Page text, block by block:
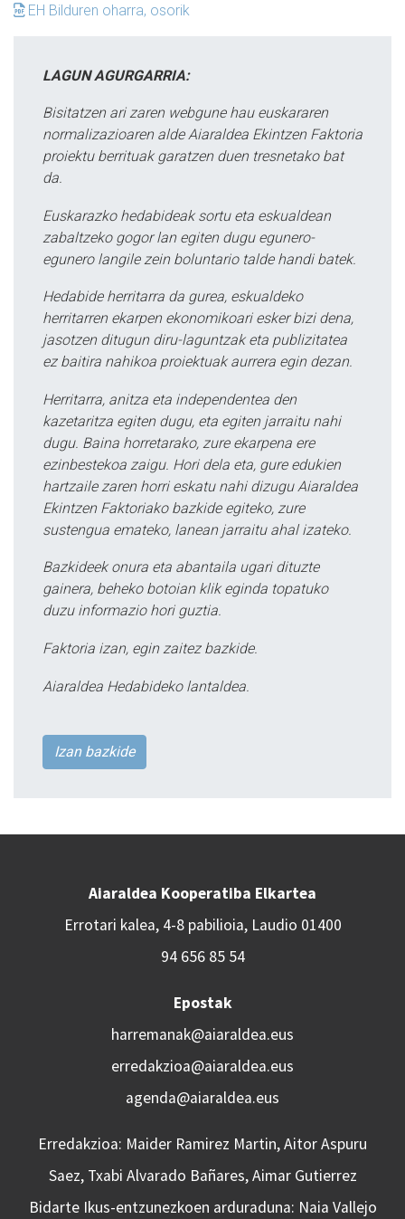
EH Bilduren oharra, osorik
LAGUN AGURGARRIA:
Bisitatzen ari zaren webgune hau euskararen
normalizazioaren alde Aiaraldea Ekintzen Faktoria
proiektu berrituak garatzen duen tresnetako bat
da.
Euskarazko hedabideak sortu eta eskualdean
zabaltzeko gogor lan egiten dugu egunero-
egunero langile zein boluntario talde handi batek.
Hedabide herritarra da gurea, eskualdeko
herritarren ekarpen ekonomikoari esker bizi dena,
jasotzen ditugun diru-laguntzak eta publizitatea
ez baitira nahikoa proiektuak aurrera egin dezan.
Herritarra, anitza eta independentea den
kazetaritza egiten dugu, eta egiten jarraitu nahi
dugu. Baina horretarako, zure ekarpena ere
ezinbestekoa zaigu. Hori dela eta, gure edukien
hartzaile zaren horri eskatu nahi dizugu Aiaraldea
Ekintzen Faktoriako bazkide egiteko, zure
sustengua emateko, lanean jarraitu ahal izateko.
Bazkideek onura eta abantaila ugari dituzte
gainera, beheko botoian klik eginda topatuko
duzu informazio hori guztia.
Faktoria izan, egin zaitez bazkide.
Aiaraldea Hedabideko lantaldea.
Izan bazkide
Aiaraldea Kooperatiba Elkartea
Errotari kalea, 4-8 pabilioia, Laudio 01400
94 656 85 54
Epostak
harremanak@aiaraldea.eus
erredakzioa@aiaraldea.eus
agenda@aiaraldea.eus
Erredakzioa: Maider Ramirez Martin, Aitor Aspuru
Saez, Txabi Alvarado Bañares, Aimar Gutierrez
Bidarte Ikus-entzunezkoen arduraduna: Naia Vallejo